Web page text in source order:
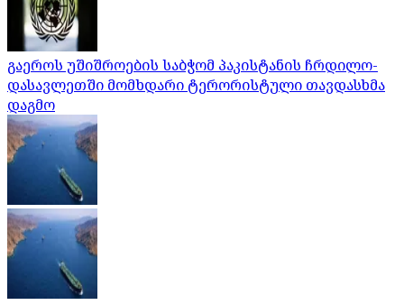
გაეროს უშიშროების საბჭომ პაკისტანის ჩრდილო-
დასავლეთში მომხდარი ტერორისტული თავდასხმა
დაგმო